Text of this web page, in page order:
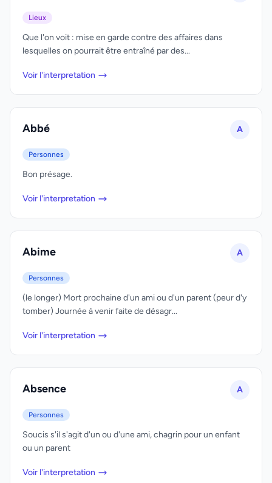
Lieux
Que l'on voit : mise en garde contre des affaires dans
lesquelles on pourrait être entraîné par des...
Voir l'interpretation
Abbé A
Personnes
Bon présage.
Voir l'interpretation
Abime A
Personnes
(le longer) Mort prochaine d'un ami ou d'un parent (peur d'y
tomber) Journée à venir faite de désagr...
Voir l'interpretation
Absence A
Personnes
Soucis s'il s'agit d'un ou d'une ami, chagrin pour un enfant
ou un parent
Voir l'interpretation